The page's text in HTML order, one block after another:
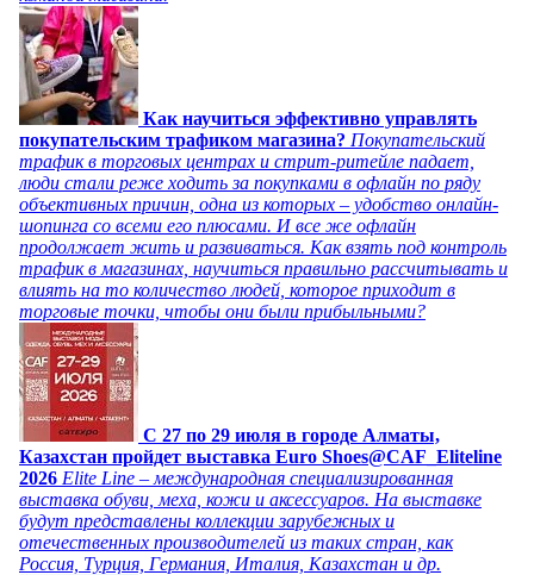
Как научиться эффективно управлять
покупательским трафиком магазина? Покупательский
трафик в торговых центрах и стрит-ритейле падает,
люди стали реже ходить за покупками в офлайн по ряду
объективных причин, одна из которых – удобство онлайн-
шопинга со всеми его плюсами. И все же офлайн
продолжает жить и развиваться. Как взять под контроль
трафик в магазинах, научиться правильно рассчитывать и
влиять на то количество людей, которое приходит в
торговые точки, чтобы они были прибыльными?
C 27 по 29 июля в городе Алматы,
Казахстан пройдет выставка Euro Shoes@CAF_Eliteline
2026 Elite Line – международная специализированная
выставка обуви, меха, кожи и аксессуаров. На выставке
будут представлены коллекции зарубежных и
отечественных производителей из таких стран, как
Россия, Турция, Германия, Италия, Казахстан и др.